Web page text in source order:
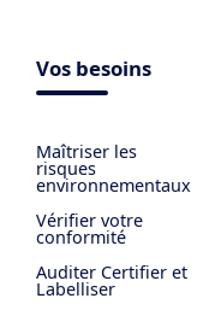
Vos besoins
Maîtriser les
risques
environnementaux
Vérifier votre
conformité
Auditer Certifier et
Labelliser